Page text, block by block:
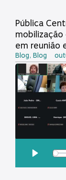
Pública
em reunião
Blog, Blog